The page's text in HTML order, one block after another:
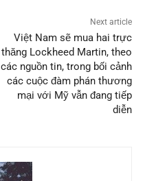
Next article
Việt Nam sẽ mua hai trực
thăng Lockheed Martin, theo
các nguồn tin, trong bối cảnh
các cuộc đàm phán thương
mại với Mỹ vẫn đang tiếp
diễn